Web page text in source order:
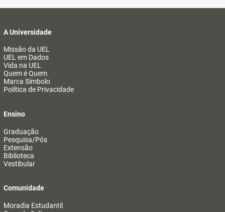
A Universidade
Missão da UEL
UEL em Dados
Vida na UEL
Quem é Quem
Marca Símbolo
Política de Privacidade
Ensino
Graduação
Pesquisa/Pós
Extensão
Biblioteca
Vestibular
Comunidade
Moradia Estudantil